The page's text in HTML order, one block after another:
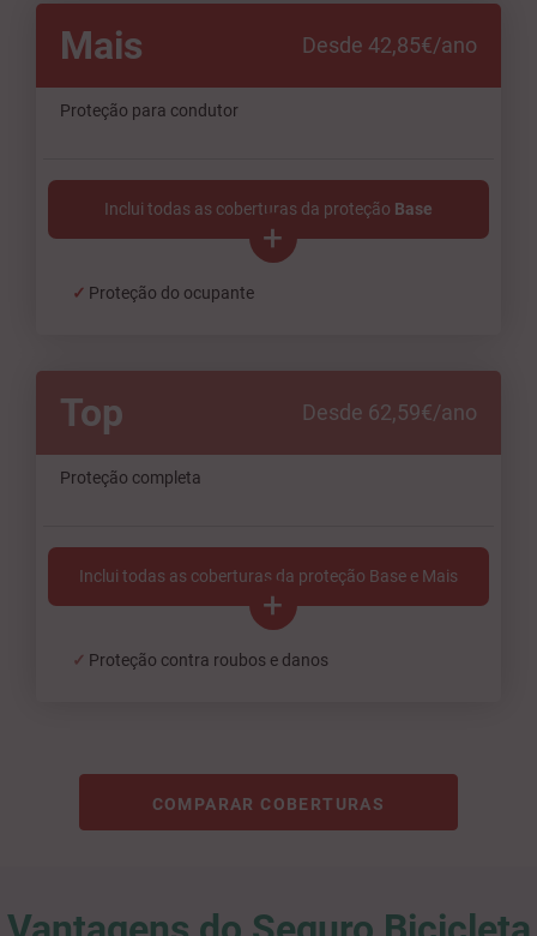
Mais Desde 42,85€/ano
Proteção para condutor
Inclui todas as coberturas da proteção Base
+
Proteção do ocupante
Top Desde 62,59€/ano
Proteção completa
Inclui todas as coberturas da proteção Base e Mais
+
Proteção contra roubos e danos
COMPARAR COBERTURAS